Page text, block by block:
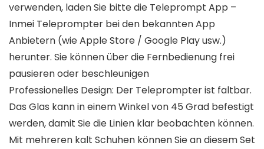
verwenden, laden Sie bitte die Teleprompt App –
Inmei Teleprompter bei den bekannten App
Anbietern (wie Apple Store / Google Play usw.)
herunter. Sie können über die Fernbedienung frei
pausieren oder beschleunigen
Professionelles Design: Der Teleprompter ist faltbar.
Das Glas kann in einem Winkel von 45 Grad befestigt
werden, damit Sie die Linien klar beobachten können.
Mit mehreren kalt Schuhen können Sie an diesem Set